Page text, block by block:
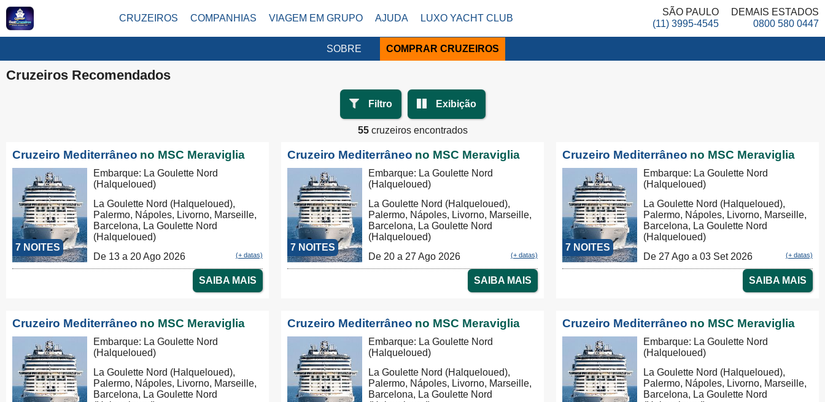
DEMAIS ESTADOS
0800 580 0447
SÃO PAULO
(11) 3995-4545
CRUZEIROS COMPANHIAS VIAGEM EM GRUPO AJUDA LUXO YACHT CLUB
SOBRE COMPRAR CRUZEIROS
Cruzeiros Recomendados
Filtro Exibição
55cruzeiros encontrados
Cruzeiro Mediterrâneo no MSC Meraviglia
7 NOITES
Embarque: La Goulette Nord
(Halqueloued)
La Goulette Nord (Halqueloued),
Palermo, Nápoles, Livorno, Marseille,
Barcelona, La Goulette Nord
(Halqueloued)
De 13 a 20 Ago 2026
(+ datas)
SAIBA MAIS
Cruzeiro Mediterrâneo no MSC Meraviglia
7 NOITES
Embarque: La Goulette Nord
(Halqueloued)
La Goulette Nord (Halqueloued),
Palermo, Nápoles, Livorno, Marseille,
Barcelona, La Goulette Nord
(Halqueloued)
De 20 a 27 Ago 2026
(+ datas)
SAIBA MAIS
Cruzeiro Mediterrâneo no MSC Meraviglia
7 NOITES
Embarque: La Goulette Nord
(Halqueloued)
La Goulette Nord (Halqueloued),
Palermo, Nápoles, Livorno, Marseille,
Barcelona, La Goulette Nord
(Halqueloued)
De 27 Ago a 03 Set 2026
(+ datas)
SAIBA MAIS
Cruzeiro Mediterrâneo no MSC Meraviglia
Embarque: La Goulette Nord
(Halqueloued)
La Goulette Nord (Halqueloued),
Palermo, Nápoles, Livorno, Marseille,
Barcelona, La Goulette Nord
Cruzeiro Mediterrâneo no MSC Meraviglia
Embarque: La Goulette Nord
(Halqueloued)
La Goulette Nord (Halqueloued),
Palermo, Nápoles, Livorno, Marseille,
Barcelona, La Goulette Nord
Cruzeiro Mediterrâneo no MSC Meraviglia
Embarque: La Goulette Nord
(Halqueloued)
La Goulette Nord (Halqueloued),
Palermo, Nápoles, Livorno, Marseille,
Barcelona, La Goulette Nord